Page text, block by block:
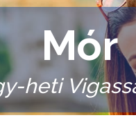
Mór
heti